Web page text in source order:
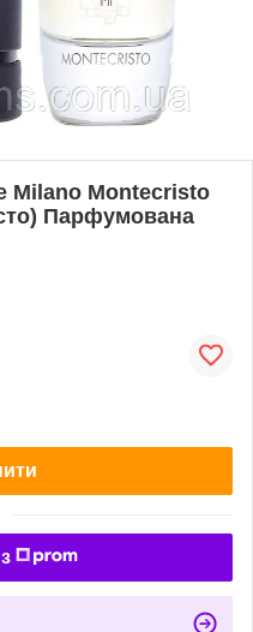
Milano Montecristo
Парфумована